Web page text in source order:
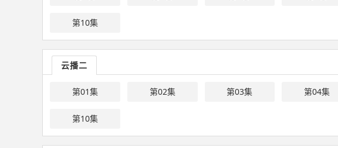
第10集
云播二
第01集 第02集 第03集 第04集
第10集